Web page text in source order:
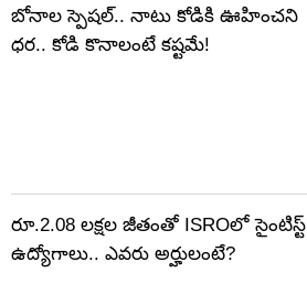
బోనాల స్పెషల్.. నాటు కోడికి ఊహించని
ధర.. కోడి కొనాలంటే కష్టమే!
రూ.2.08 లక్షల జీతంతో ISROలో సైంటిస్ట్
ఉద్యోగాలు.. ఎవరు అర్హులంటే?